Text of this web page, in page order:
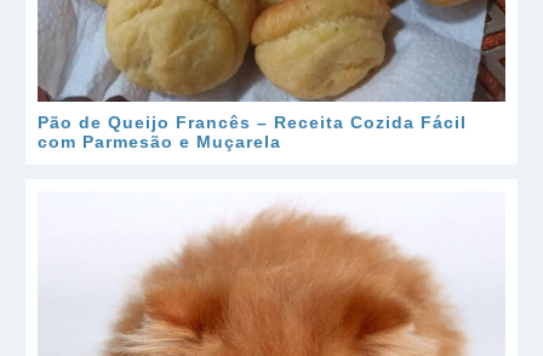
Pão de Queijo Francês – Receita Cozida Fácil
com Parmesão e Muçarela